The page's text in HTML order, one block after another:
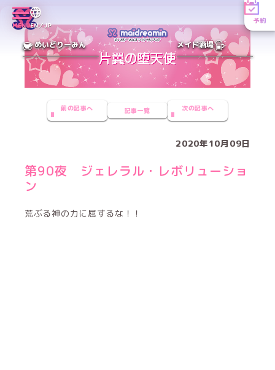
MENUEN／JP
予約
めいどりーみん メイド酒場
前の記事へ 記事一覧 次の記事へ
2020年10月09日
第90夜 ジェレラル・レボリューショ
ン
荒ぶる神の力に屈するな！！